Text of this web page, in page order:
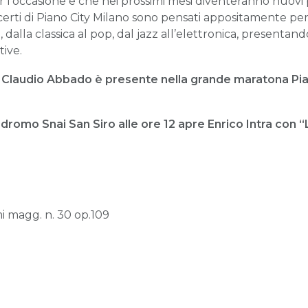
di Piano City Milano sono pensati appositamente
dalla classica al pop, dal jazz all’elettronica,
Abbado è presente nella grande maratona
Snai San Siro alle ore 12 apre Enrico Intra con
magg. n. 30 op.109